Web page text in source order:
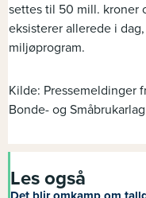
settes til 50 mill. kroner
eksisterer allerede i
miljøprogram.
Kilde: Pressemeldinger
Bonde- og Småbrukarlag
Les også